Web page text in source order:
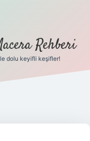
Rehberi
dolu keyifli keşifler!